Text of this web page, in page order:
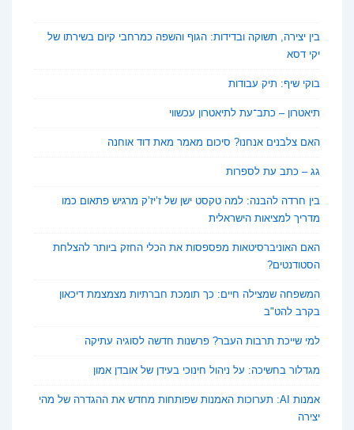
בין יצירה, תשוקה ובדידות: הגוף והשפה כמרחבי קיום בשירתו של
יקי דסא
בוקי שיף: תיק עבודות
תיאטרון – כתב־עת לתיאטרון עכשווי
האם צלבנים אנחנו? סיכום מאמר מאת דוד אוחנה
גג – כתב עת לספרות
בין חרדה להבנה: למה טקסט ישן של ז’יז’ק מרגיש פתאום כמו
מדריך למציאות הישראלית
האם האוניברסיטאות מפספסות את הכלי החזק ביותר להצלחת
הסטודנטים?
המשפחה שמצילה חיים: כך תומכת חברתיות מצמצמת דיכאון
בקרב להט"ב
למי שייכת תרבות העבר? פרשנות חדשה לסוגיה עתיקה
מגדלור בחשיכה: על ניהול חינוכי בעידן של אובדן אמון
אמנות AI: תערוכות האמנות שפותחות מחדש את ההגדרה של מהי
יצירה